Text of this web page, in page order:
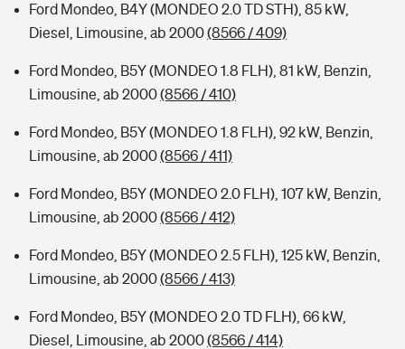
Ford Mondeo, B4Y (MONDEO 2.0 TD STH), 85 kW,
Diesel, Limousine, ab 2000(8566 / 409)
Ford Mondeo, B5Y (MONDEO 1.8 FLH), 81 kW, Benzin,
Limousine, ab 2000(8566 / 410)
Ford Mondeo, B5Y (MONDEO 1.8 FLH), 92 kW, Benzin,
Limousine, ab 2000(8566 / 411)
Ford Mondeo, B5Y (MONDEO 2.0 FLH), 107 kW, Benzin,
Limousine, ab 2000(8566 / 412)
Ford Mondeo, B5Y (MONDEO 2.5 FLH), 125 kW, Benzin,
Limousine, ab 2000(8566 / 413)
Ford Mondeo, B5Y (MONDEO 2.0 TD FLH), 66 kW,
Diesel, Limousine, ab 2000(8566 / 414)